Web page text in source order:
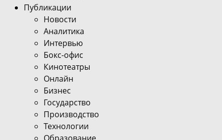
Публикации
Новости
Аналитика
Интервью
Бокс-офис
Кинотеатры
Онлайн
Бизнес
Государство
Производство
Технологии